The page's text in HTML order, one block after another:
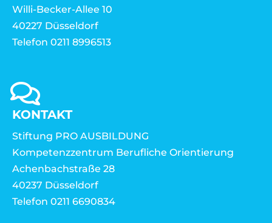
Willi-Becker-Allee 10
40227 Düsseldorf
Telefon 0211 8996513
KONTAKT
Stiftung PRO AUSBILDUNG
Kompetenzzentrum Berufliche Orientierung
Achenbachstraße 28
40237 Düsseldorf
Telefon 0211 6690834